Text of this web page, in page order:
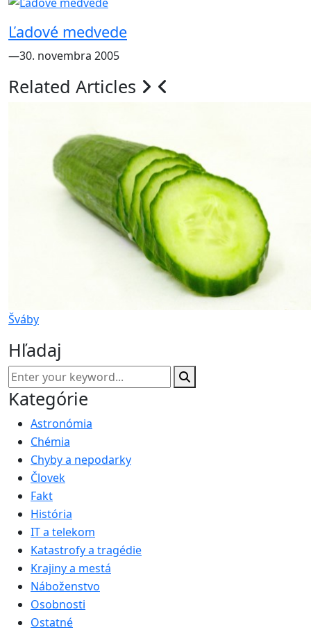
Ľadové medvede
―30. novembra 2005
Related Articles
Šváby
Hľadaj
Kategórie
Astronómia
Chémia
Chyby a nepodarky
Človek
Fakt
História
IT a telekom
Katastrofy a tragédie
Krajiny a mestá
Náboženstvo
Osobnosti
Ostatné